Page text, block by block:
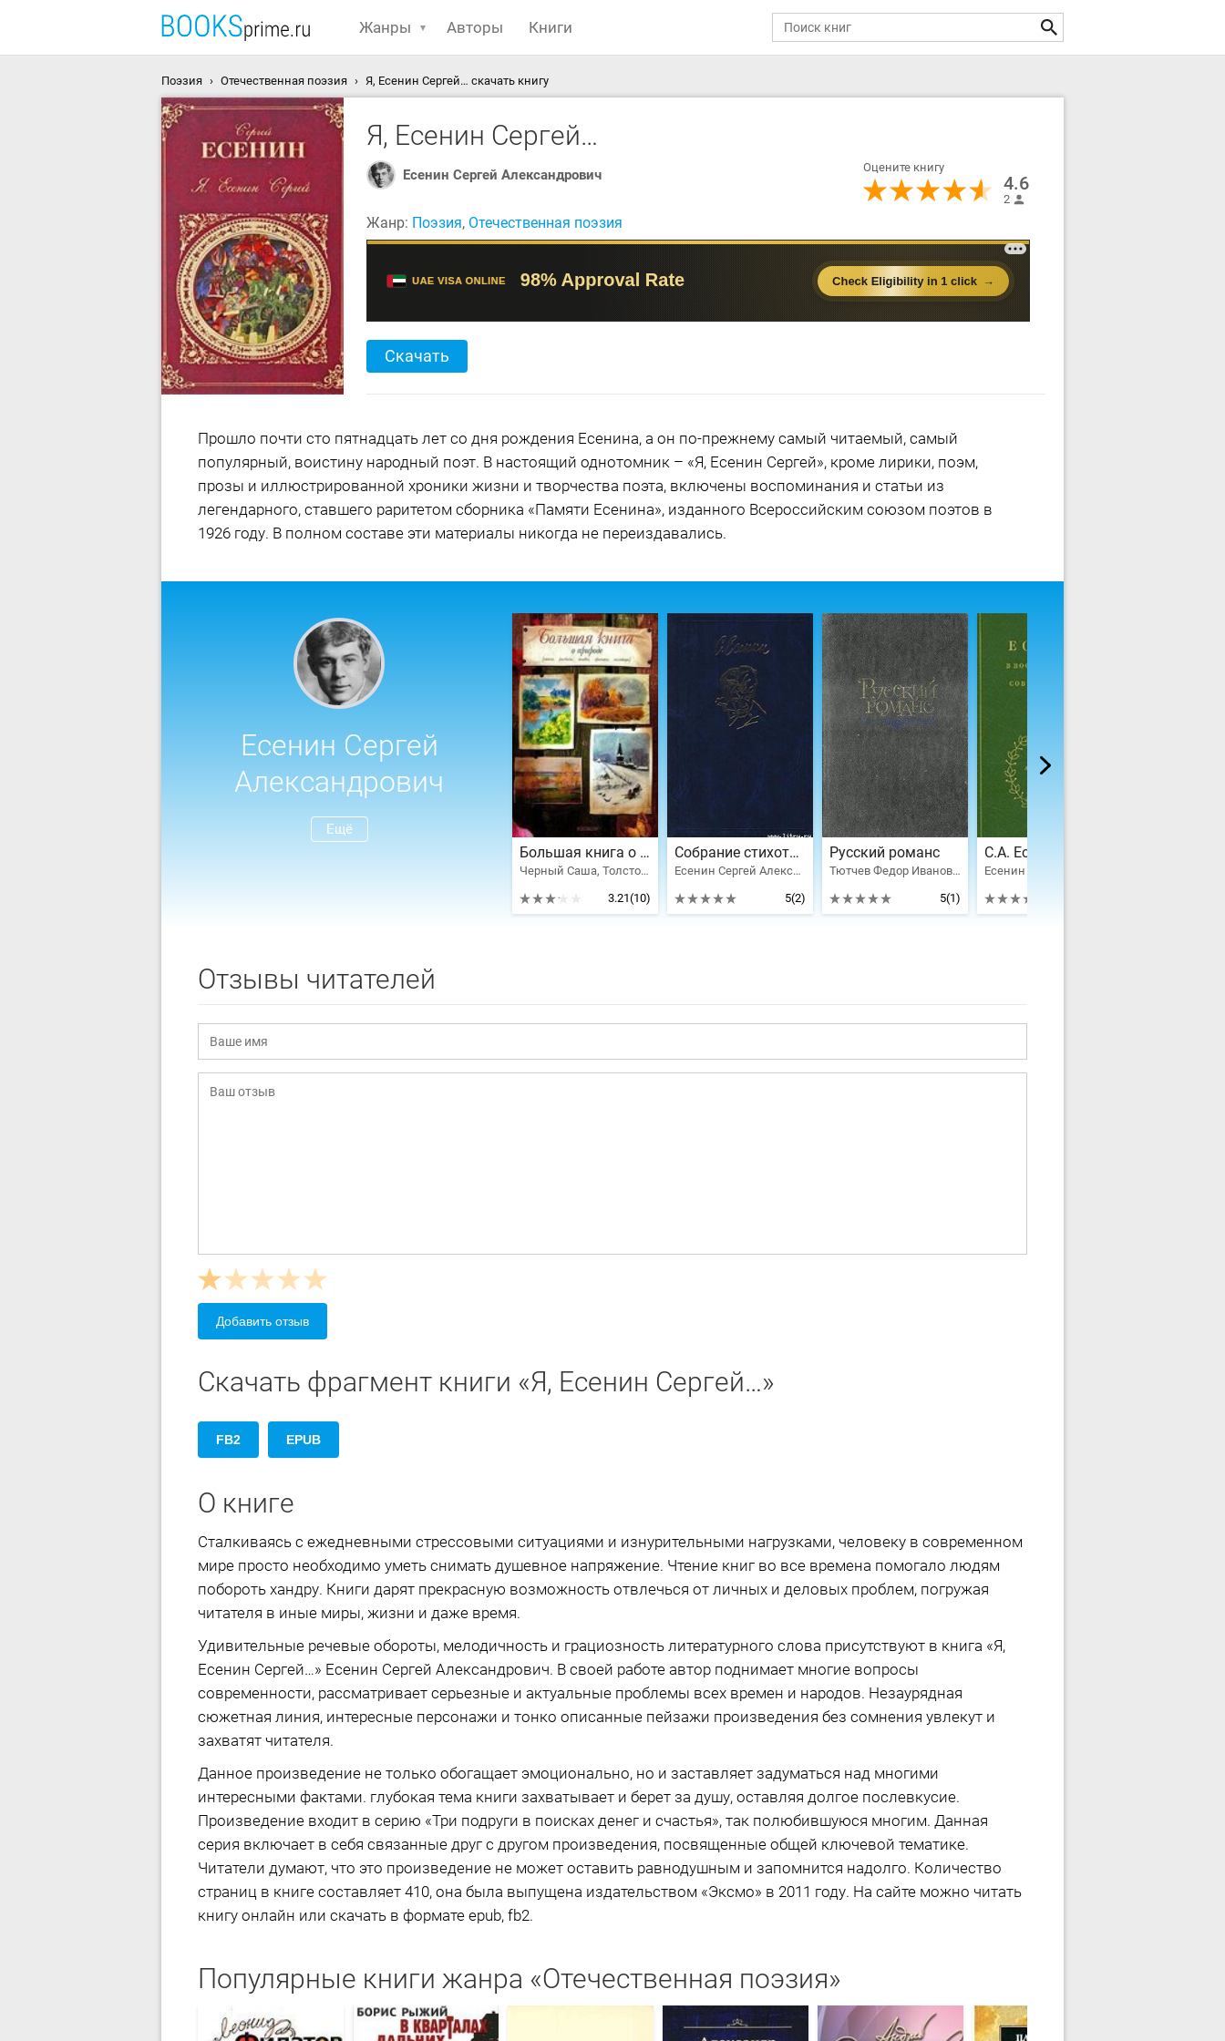
Жанры Авторы Книги
Поэзия Отечественная поэзия Я, Есенин Сергей… скачать книгу
Я, Есенин Сергей…
Есенин Сергей Александрович Оцените книгу
4.6
2
Жанр: Поэзия, Отечественная поэзия
Скачать
Прошло почти сто пятнадцать лет со дня рождения Есенина, а он по-прежнему самый читаемый, самый
популярный, воистину народный поэт. В настоящий однотомник – «Я, Есенин Сергей», кроме лирики, поэм,
прозы и иллюстрированной хроники жизни и творчества поэта, включены воспоминания и статьи из
легендарного, ставшего раритетом сборника «Памяти Есенина», изданного Всероссийским союзом поэтов в
1926 году. В полном составе эти материалы никогда не переиздавались.
Есенин Сергей
Александрович
Ещё
Большая книга о природе
Черный Саша, Толстой Лев Николаевич, Соколов-Микитов Иван Сергеевич, Чехов Антон Павлович, Тютчев Федор Иванович, Бунин Иван Алексеевич, Блок Александр Александрович, Есенин Сергей Александрович, Майков Аполлон Николаевич, Достоевский Федор Михайлович, Бианки Виталий Валентинович, Пушкин Александр Сергеевич, Ушинский Константин Дмитриевич, Пришвин Михаил Михайлович, Тургенев Иван Сергеевич, Лермонтов Михаил Юрьевич, Бальмонт Константин Дмитриевич, Толстой Алексей Константинович, Фет Афанасий Афанасьевич, Кольцов Алексей Васильевич, Баратынский Евгений Абрамович, Сладков Николай Иванович, Скребицкий Георгий Алексеевич, Снегирев Геннадий Яковлевич, Суриков Иван Захарович, Некрасов Николай Алексеевич, Аксаков Сергей Тимофеевич, Никитин Иван Саввич, Аксаков Иван Сергеевич, Плещеев Алексей Николаевич
3.21(10)
Собрание стихотворений
Есенин Сергей Александрович
5(2)
Русский романс
Тютчев Федор Иванович, Блок Александр Александрович, Есенин Сергей Александрович, Пушкин Александр Сергеевич, Валерий Брюсов, Пастернак Борис Леонидович, Жуковский Василий Андреевич, Толстой Алексей Константинович, Полонский Яков Петрович, Фет Афанасий Афанасьевич, Языков Николай Михайлович, Кольцов Алексей Васильевич, Цветаева Марина Ивановна, Суриков Иван Захарович, Заболоцкий Николай Алексеевич, Вяземский Петр Андреевич, Никитин Иван Саввич, Веневитинов Дмитрий Владимирович, Трефолев Леонид Николаевич, Козлов Иван Александрович, Ефимова Татьяна Владимировна, Тибилова Татьяна, Вертинский Александр Николаевич, Владимир Мамин, Franz Xaver von Zach, Gasparo Gozzi
5(1)
Отзывы читателей
Добавить отзыв
Скачать фрагмент книги «Я, Есенин Сергей…»
FB2 EPUB
О книге
Сталкиваясь с ежедневными стрессовыми ситуациями и изнурительными нагрузками, человеку в современном
мире просто необходимо уметь снимать душевное напряжение. Чтение книг во все времена помогало людям
побороть хандру. Книги дарят прекрасную возможность отвлечься от личных и деловых проблем, погружая
читателя в иные миры, жизни и даже время.
Удивительные речевые обороты, мелодичность и грациозность литературного слова присутствуют в книга «Я,
Есенин Сергей…» Есенин Сергей Александрович. В своей работе автор поднимает многие вопросы
современности, рассматривает серьезные и актуальные проблемы всех времен и народов. Незаурядная
сюжетная линия, интересные персонажи и тонко описанные пейзажи произведения без сомнения увлекут и
захватят читателя.
Данное произведение не только обогащает эмоционально, но и заставляет задуматься над многими
интересными фактами. глубокая тема книги захватывает и берет за душу, оставляя долгое послевкусие.
Произведение входит в серию «Три подруги в поисках денег и счастья», так полюбившуюся многим. Данная
серия включает в себя связанные друг с другом произведения, посвященные общей ключевой тематике.
Читатели думают, что это произведение не может оставить равнодушным и запомнится надолго. Количество
страниц в книге составляет 410, она была выпущена издательством «Эксмо» в 2011 году. На сайте можно читать
книгу онлайн или скачать в формате epub, fb2.
Популярные книги жанра «Отечественная поэзия»